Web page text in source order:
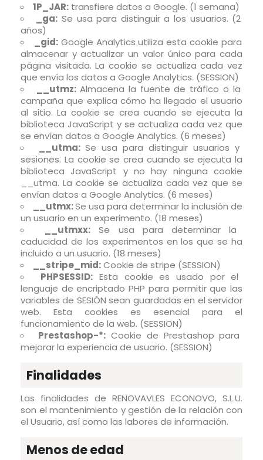
1P_JAR: transfiere datos a Google. (1 semana)
_ga: Se usa para distinguir a los usuarios. (2
años)
_gid:Google Analytics utiliza esta cookie para
almacenar y actualizar un valor único para cada
página visitada. La cookie se actualiza cada vez
que envía los datos a Google Analytics. (SESSION)
__utmz: Almacena la fuente de tráfico o la
campaña que explica cómo ha llegado el usuario
al sitio. La cookie se crea cuando se ejecuta la
biblioteca JavaScript y se actualiza cada vez que
se envían datos a Google Analytics. (6 meses)
__utma: Se usa para distinguir usuarios y
sesiones. La cookie se crea cuando se ejecuta la
biblioteca JavaScript y no hay ninguna cookie
__utma. La cookie se actualiza cada vez que se
envían datos a Google Analytics. (6 meses)
__utmx:Se usa para determinar la inclusión de
un usuario en un experimento. (18 meses)
__utmxx: Se usa para determinar la
caducidad de los experimentos en los que se ha
incluido a un usuario. (18 meses)
__stripe_mid:Cookie de stripe (SESSION)
PHPSESSID: Esta cookie es usado por el
lenguaje de encriptado PHP para permitir que las
variables de SESIÓN sean guardadas en el servidor
web. Esta cookies es esencial para el
funcionamiento de la web. (SESSION)
Prestashop-*: Cookie de Prestashop para
mejorar la experiencia de usuario. (SESSION)
Finalidades
Las finalidades de RENOVAVLES ECONOVO, S.L.U.
son el mantenimiento y gestión de la relación con
el Usuario, así como las labores de información.
Menos de edad